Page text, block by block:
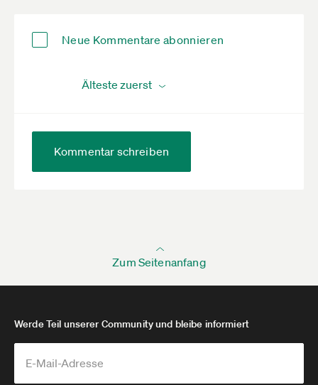
Neue Kommentare abonnieren
Kommentar schreiben
Zum Seitenanfang
Werde Teil unserer Community und bleibe informiert